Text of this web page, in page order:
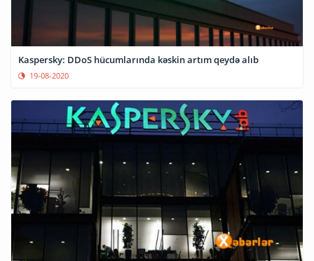
Kaspersky: DDoS hücumlarında kəskin artım qeydə alıb
19-08-2020